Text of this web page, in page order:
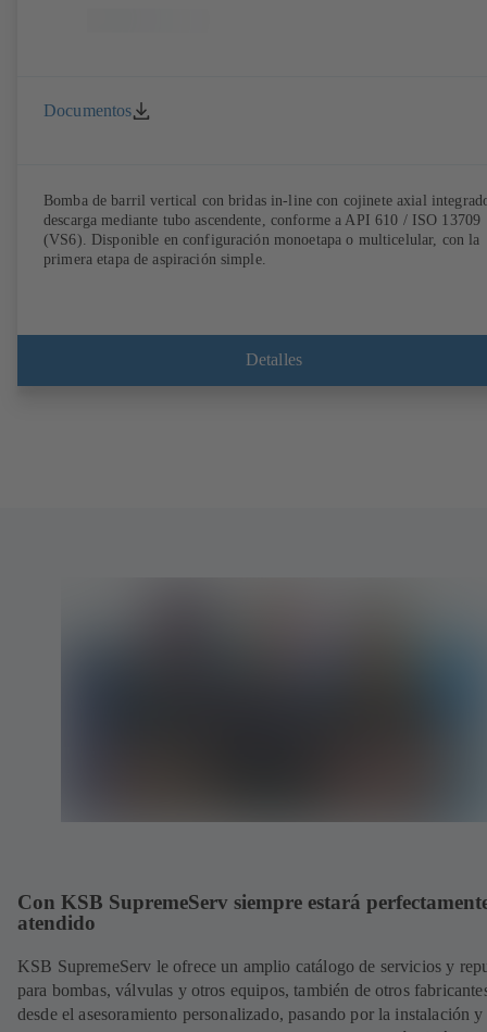
Documentos
Bomba de barril vertical con bridas in-line con cojinete axial
descarga mediante tubo ascendente, conforme a API 610 / ISO 13709
(VS6). Disponible en configuración monoetapa o multicelular, con la
primera etapa de aspiración simple.
Detalles
Con KSB SupremeServ siempre estará
atendido
KSB SupremeServ le ofrece un amplio catálogo de servicios y
para bombas, válvulas y otros equipos, también de otros
desde el asesoramiento personalizado, pasando por la instalación y